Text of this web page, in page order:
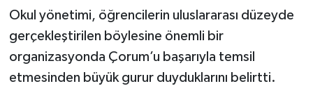
Okul yönetimi, öğrencilerin uluslararası düzeyde
gerçekleştirilen böylesine önemli bir
organizasyonda Çorum’u başarıyla temsil
etmesinden büyük gurur duyduklarını belirtti.